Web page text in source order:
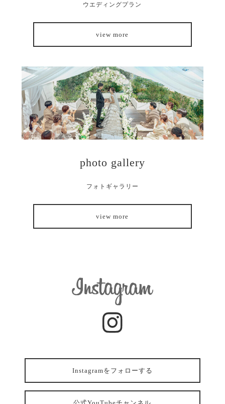
ウエディングプラン
view more
photo gallery
フォトギャラリー
view more
Instagramをフォローする